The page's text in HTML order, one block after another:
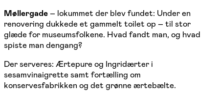
Møllergade– lokummet der blev fundet: Under en
renovering dukkede et gammelt toilet op – til stor
glæde for museumsfolkene. Hvad fandt man, og hvad
spiste man dengang?
Der serveres: Ærtepure og Ingridærter i
sesamvinaigrette samt fortælling om
konservesfabrikken og det grønne ærtebælte.